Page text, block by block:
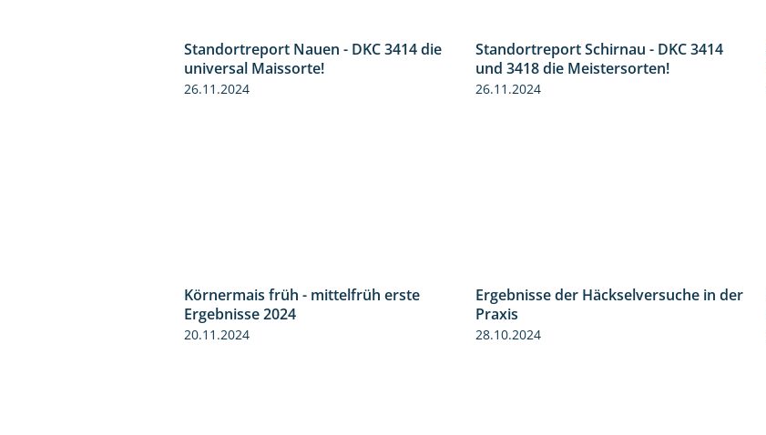
Standortreport Nauen - DKC 3414 die
universal Maissorte!
26.11.2024
Standortreport Schirnau - DKC 3414
und 3418 die Meistersorten!
26.11.2024
Körnermais früh - mittelfrüh erste
Ergebnisse 2024
20.11.2024
Ergebnisse der Häckselversuche in der
Praxis
28.10.2024